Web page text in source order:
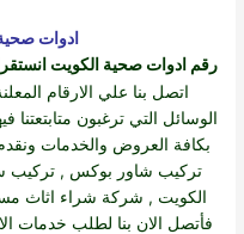
ادوات
رقم ادوات صحية الكويت
اتصل بنا علي الارقام
بكافة العروض والخدمات
تركيب شاور بوكس , تركيب
الكويت , شركة شراء اثاث
فأتصل الان بنا لطلب خدمات